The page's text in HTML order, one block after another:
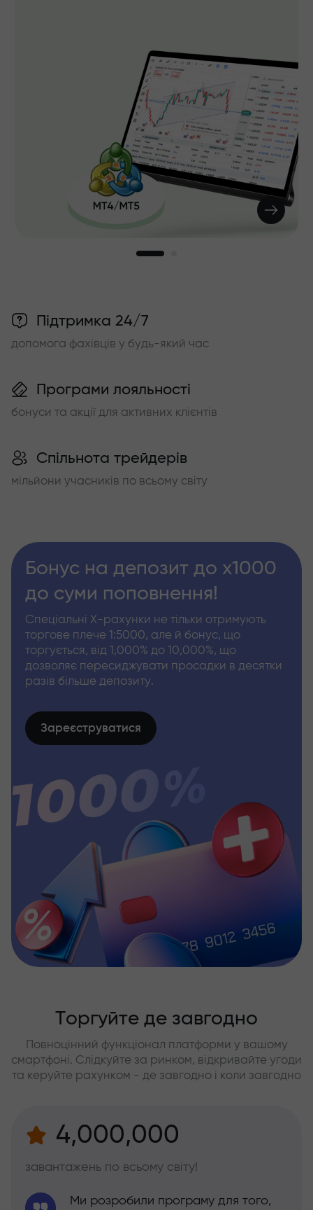
Підтримка 24/7
допомога фахівців у будь-який час
Програми лояльності
бонуси та акції для активних клієнтів
Спільнота трейдерів
мільйони учасників по всьому світу
Бонус на депозит до х1000
до суми поповнення!
Спеціальні Х-рахунки не тільки отримують
торгове плече 1:5000, але й бонус, що
торгується, від 1,000% до 10,000%, що
дозволяє пересиджувати просадки в десятки
разів більше депозиту.
Зареєструватися
Торгуйте де завгодно
Повноцінний функціонал платформи у вашому
смартфоні. Слідкуйте за ринком, відкривайте угоди
та керуйте рахунком - де завгодно і коли завгодно
4,000,000
завантажень по всьому світу!
Ми розробили програму для того,